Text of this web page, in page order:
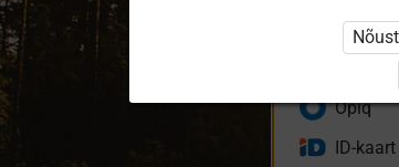
Opiq
ID-kaart